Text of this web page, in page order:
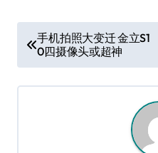
章
导
手机拍照大变迁 金立S1
0四摄像头或超神